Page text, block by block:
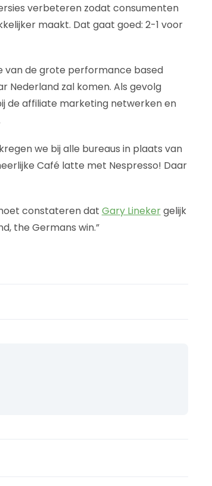
verbeteren zodat consumenten
maakt. Dat gaat goed: 2-1 voor
van de grote performance based
Nederland zal komen. Als gevolg
de affiliate marketing netwerken en
we bij alle bureaus in plaats van
Café latte met Nespresso! Daar
constateren dat Gary Linekergelijk
the Germans win.”